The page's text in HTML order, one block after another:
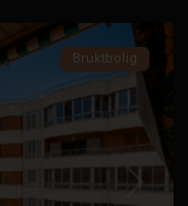
Neste
Bruktbolig